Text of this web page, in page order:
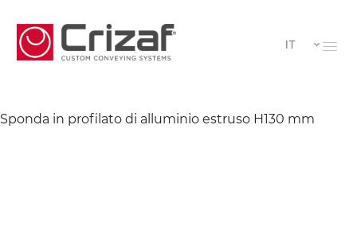
IT
Sponda in profilato di alluminio estruso H130 mm